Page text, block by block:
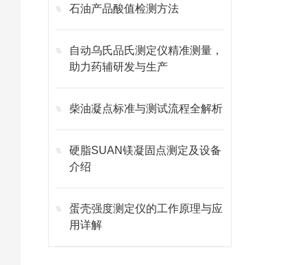
石油产品酸值检测方法
自动乌氏品氏测定仪精准测量，
助力药辅研发与生产
柴油凝点标准与测试流程全解析
硬脂SUAN镁凝固点测定及设备
介绍
蛋壳强度测定仪的工作原理与应
用详解